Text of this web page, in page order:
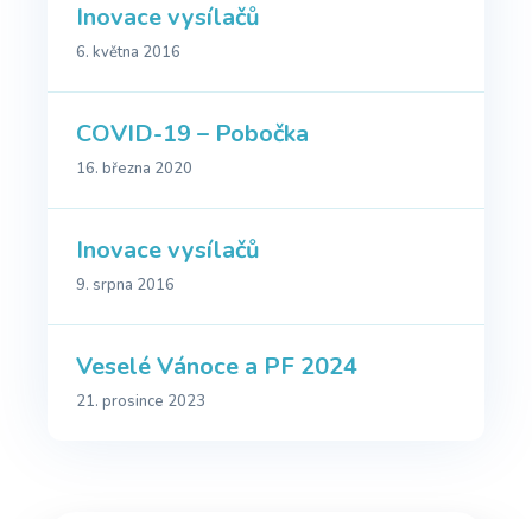
Inovace vysílačů
6. května 2016
COVID-19 – Pobočka
16. března 2020
Inovace vysílačů
9. srpna 2016
Veselé Vánoce a PF 2024
21. prosince 2023